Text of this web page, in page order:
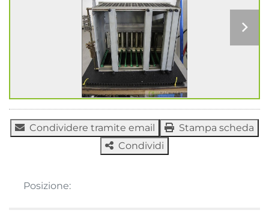
Condividere tramite email
Stampa scheda
Condividi
Posizione: